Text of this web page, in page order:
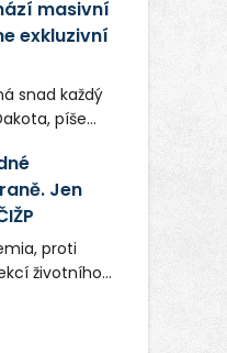
masivní
exkluzivní
snad každý
píše
Group
přes 50
dosud
Jen
proti
životního